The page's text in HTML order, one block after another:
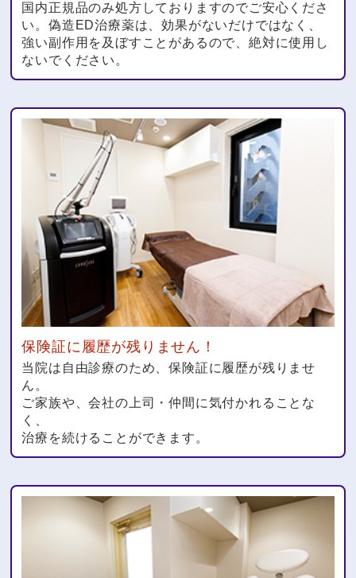
国内正規品のみ処方しておりますのでご安心くださ
い。偽造ED治療薬は、効果がないだけではなく、
強い副作用を及ぼすことがあるので、絶対に使用し
ないでください。
保険証に履歴が残りません！
当院は自由診療のため、保険証に履歴が残りませ
ん。
ご家族や、会社の上司・仲間に気付かれることな
く、
治療を続けることができます。